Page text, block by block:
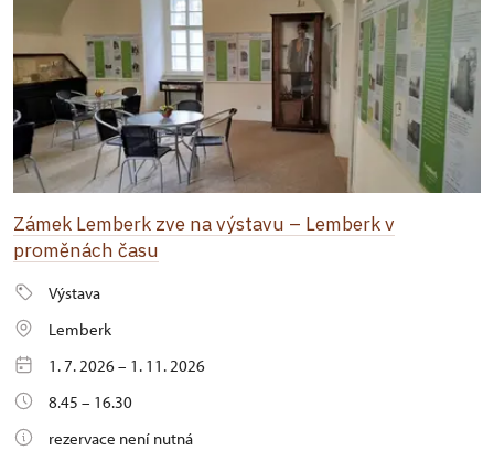
Zámek Lemberk zve na výstavu – Lemberk v
proměnách času
Výstava
Lemberk
1. 7. 2026 – 1. 11. 2026
8.45 – 16.30
rezervace není nutná